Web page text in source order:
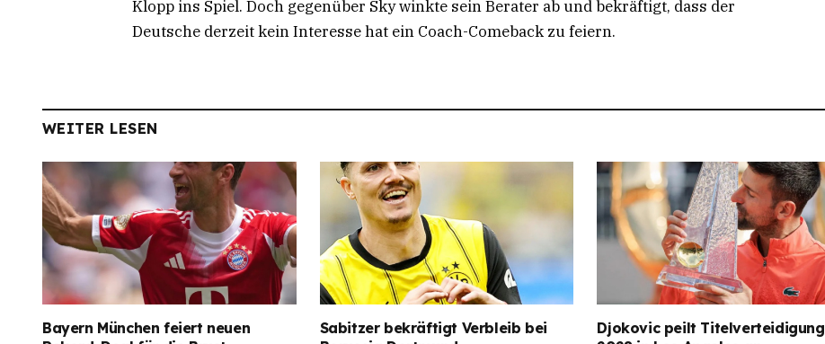
Klopp ins Spiel. Doch gegenüber Sky winkte sein Berater ab und bekräftigt, dass der
Deutsche derzeit kein Interesse hat ein Coach-Comeback zu feiern.
WEITER LESEN
Bayern München feiert neuen
Sabitzer bekräftigt Verbleib bei
Djokovic peilt Titelverteidigung